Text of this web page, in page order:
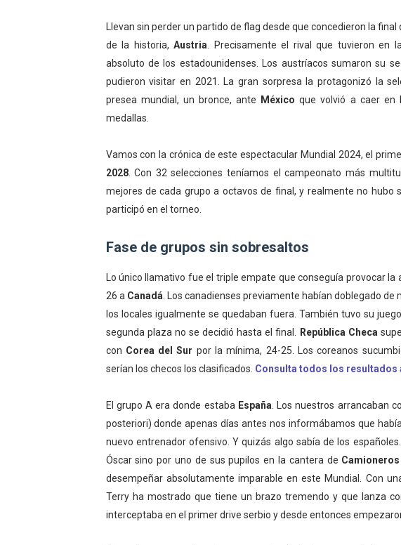
Athletes Unlimited Softball League 2026 -
Mundial de piragüismo slalom 2026
Tour de Francia masculino 2026 - Tadej
Mundial de Fórmula 1 2026 - Lando
Llevan sin perder un partido de flag desde que concedieron la
de la historia,Austria . Precisamente el rival que tuvieron en
absoluto de los estadounidenses. Los austríacos sumaron su
pudieron visitar en 2021. La gran sorpresa la protagonizó la
presea mundial, un bronce, ante
México que volvió a caer en
medallas.
Vamos con la crónica de este espectacular Mundial 2024, el
2028. Con 32 selecciones teníamos el campeonato más
mejores de cada grupo a octavos de final, y realmente no hubo
participó en el torneo.
Fase de grupos sin sobresaltos
Lo único llamativo fue el triple empate que conseguía provocar la
26 a Canadá . Los canadienses previamente habían doblegado
los locales igualmente se quedaban fuera. También tuvo su
segunda plaza no se decidió hasta el final.
República Checa
con Corea del Sur por la mínima, 24-25. Los coreanos
serían los checos los clasificados. Consulta todos los resultados
El grupo A era donde estaba España . Los nuestros arrancaban
posteriori) donde apenas días antes nos informábamos que
nuevo entrenador ofensivo. Y quizás algo sabía de los
Óscar sino por uno de sus pupilos en la cantera de
desempeñar absolutamente imparable en este Mundial. Con
Terry ha mostrado que tiene un brazo tremendo y que lanza
interceptaba en el primer drive serbio y desde entonces